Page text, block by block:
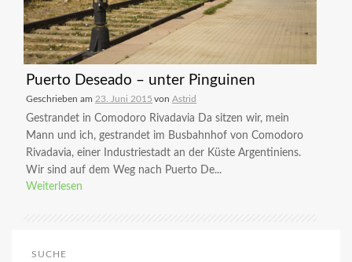
Puerto Deseado – unter Pinguinen
Geschrieben am 23. Juni 2015 von Astrid
Gestrandet in Comodoro Rivadavia Da sitzen wir, mein
Mann und ich, gestrandet im Busbahnhof von Comodoro
Rivadavia, einer Industriestadt an der Küste Argentiniens.
Wir sind auf dem Weg nach Puerto De...
Weiterlesen
SUCHE